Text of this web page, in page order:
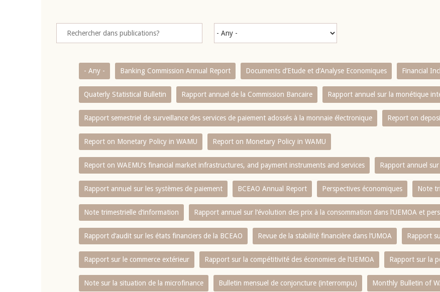
- Any - Banking Commission Annual Report Documents d’Etude et d’Analyse Economiques Financial
Quaterly Statistical Bulletin Rapport annuel de la Commission Bancaire Rapport annuel sur la monétique
Rapport semestriel de surveillance des services de paiement adossés à la monnaie électronique Report on
Report on Monetary Policy in WAMU Report on Monetary Policy in WAMU
Report on WAEMU’s financial market infrastructures, and payment instruments and services Rapport annuel
Rapport annuel sur les systèmes de paiement BCEAO Annual Report Perspectives économiques Note
Note trimestrielle d‘information Rapport annuel sur l‘évolution des prix à la consommation dans l‘UEMOA et
Rapport d‘audit sur les états financiers de la BCEAO Revue de la stabilité financière dans l‘UMOA Rapport
Rapport sur le commerce extérieur Rapport sur la compétitivité des économies de l‘UEMOA Rapport sur la
Note sur la situation de la microfinance Bulletin mensuel de conjoncture (interrompu) Monthly Bulletin of